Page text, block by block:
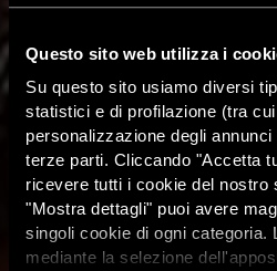
Questo sito web utilizza i
Su questo sito usiamo diversi
statistici e di profilazione (tra
personalizzazione degli
terze parti. Cliccando "Accetta
ricevere tutti i cookie del nostro
"Mostra dettagli" puoi avere
singoli cookie di ogni categoria.
mediante la selezione